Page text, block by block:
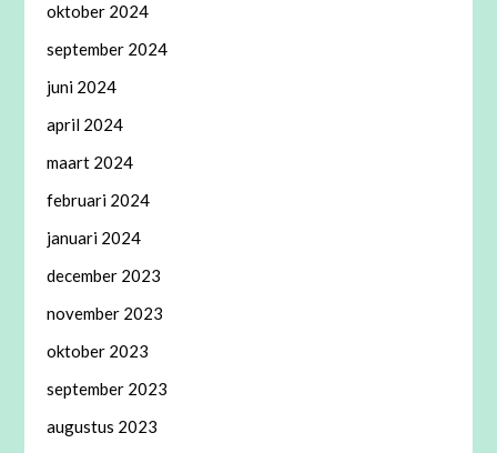
oktober 2024
september 2024
juni 2024
april 2024
maart 2024
februari 2024
januari 2024
december 2023
november 2023
oktober 2023
september 2023
augustus 2023